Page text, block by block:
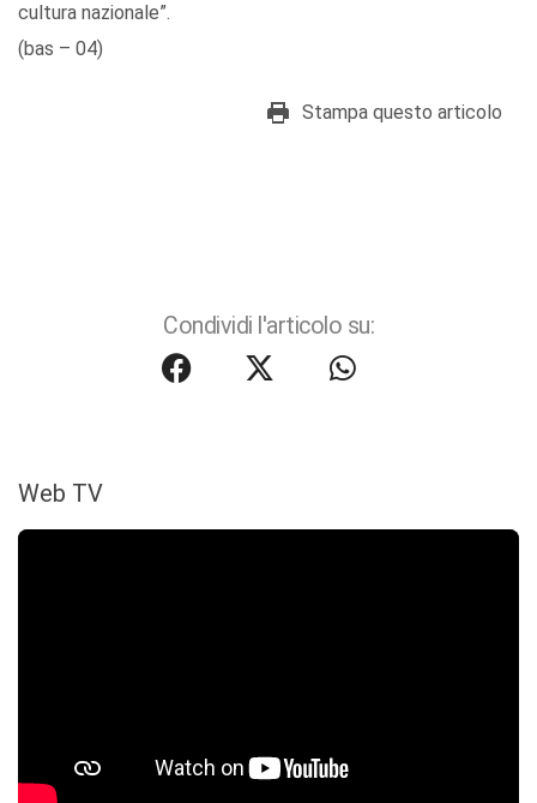
cultura nazionale”.
(bas – 04)
Stampa questo articolo
Condividi l'articolo su:
Web TV